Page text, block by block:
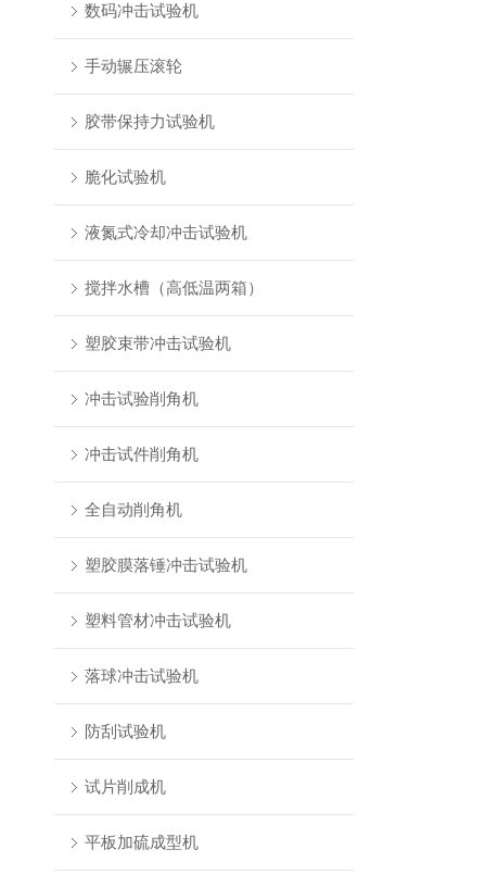
数码冲击试验机
手动辗压滚轮
胶带保持力试验机
脆化试验机
液氮式冷却冲击试验机
搅拌水槽（高低温两箱）
塑胶束带冲击试验机
冲击试验削角机
冲击试件削角机
全自动削角机
塑胶膜落锤冲击试验机
塑料管材冲击试验机
落球冲击试验机
防刮试验机
试片削成机
平板加硫成型机